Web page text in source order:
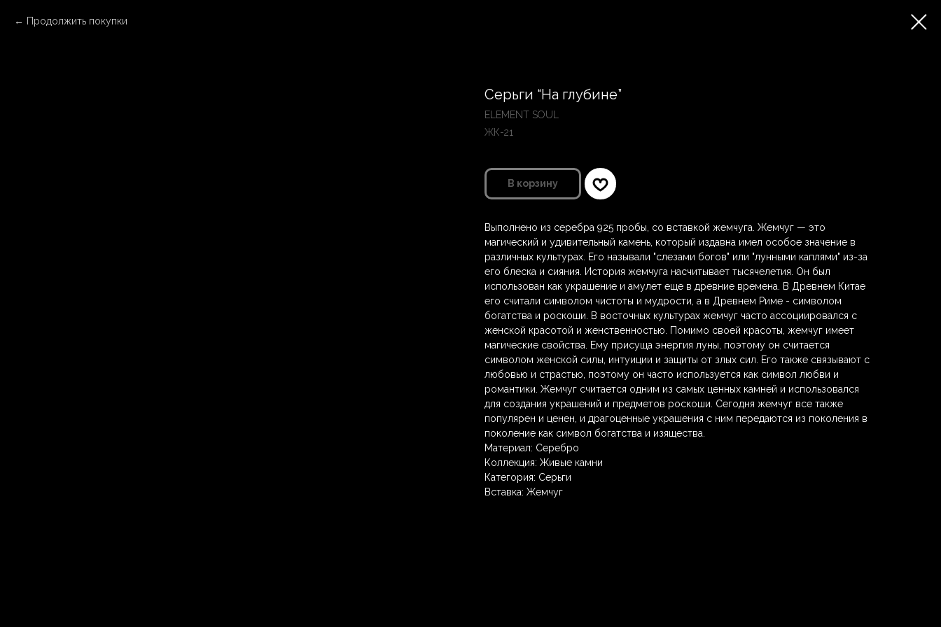
Продолжить покупки
Серьги “На глубине”
ELEMENT SOUL
ЖК-21
В корзину
Выполнено из серебра 925 пробы, со вставкой жемчуга. Жемчуг — это
магический и удивительный камень, который издавна имел особое значение в
различных культурах. Его называли "слезами богов" или "лунными каплями" из-за
его блеска и сияния. История жемчуга насчитывает тысячелетия. Он был
использован как украшение и амулет еще в древние времена. В Древнем Китае
его считали символом чистоты и мудрости, а в Древнем Риме - символом
богатства и роскоши. В восточных культурах жемчуг часто ассоциировался с
женской красотой и женственностью. Помимо своей красоты, жемчуг имеет
магические свойства. Ему присуща энергия луны, поэтому он считается
символом женской силы, интуиции и защиты от злых сил. Его также связывают с
любовью и страстью, поэтому он часто используется как символ любви и
романтики. Жемчуг считается одним из самых ценных камней и использовался
для создания украшений и предметов роскоши. Сегодня жемчуг все также
популярен и ценен, и драгоценные украшения с ним передаются из поколения в
поколение как символ богатства и изящества.
Материал: Серебро
Коллекция: Живые камни
Категория: Серьги
Вставка: Жемчуг